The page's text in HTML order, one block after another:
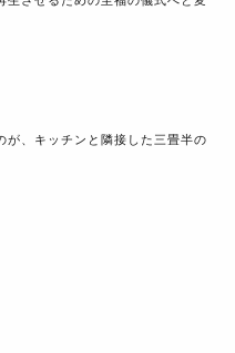
が、キッチンと隣接した三畳半の